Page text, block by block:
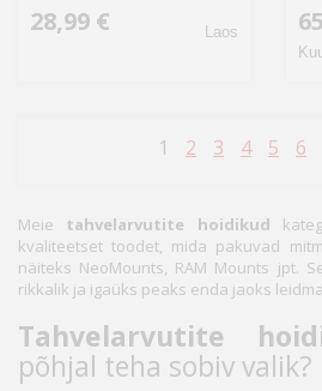
tahvelarvutile,
hõbedane
28,99 € Laos
1 2 3 4 5 6
Meie tahvelarvutite hoidikud
kvaliteetset toodet, mida pakuvad
näiteks NeoMounts, RAM Mounts jpt.
rikkalik ja igaüks peaks enda jaoks
Tahvelarvutite
põhjal teha sobiv valik?